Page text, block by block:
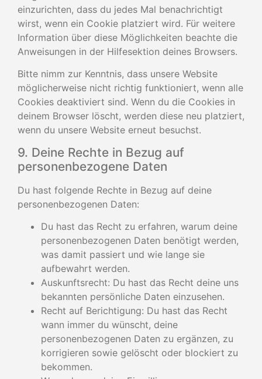
einzurichten, dass du jedes Mal benachrichtigt
wirst, wenn ein Cookie platziert wird. Für weitere
Information über diese Möglichkeiten beachte die
Anweisungen in der Hilfesektion deines Browsers.
Bitte nimm zur Kenntnis, dass unsere Website
möglicherweise nicht richtig funktioniert, wenn alle
Cookies deaktiviert sind. Wenn du die Cookies in
deinem Browser löscht, werden diese neu platziert,
wenn du unsere Website erneut besuchst.
9. Deine Rechte in Bezug auf
personenbezogene Daten
Du hast folgende Rechte in Bezug auf deine
personenbezogenen Daten:
Du hast das Recht zu erfahren, warum deine
personenbezogenen Daten benötigt werden,
was damit passiert und wie lange sie
aufbewahrt werden.
Auskunftsrecht: Du hast das Recht deine uns
bekannten persönliche Daten einzusehen.
Recht auf Berichtigung: Du hast das Recht
wann immer du wünscht, deine
personenbezogenen Daten zu ergänzen, zu
korrigieren sowie gelöscht oder blockiert zu
bekommen.